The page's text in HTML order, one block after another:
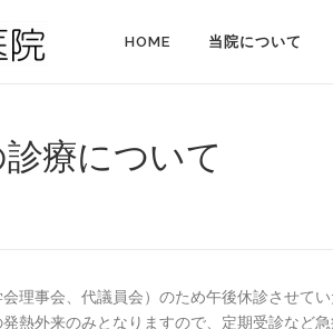
HOME 当院について
療について
理事会、代議員会）のため午後休診させて
熱外来のみとなりますので、定期受診など